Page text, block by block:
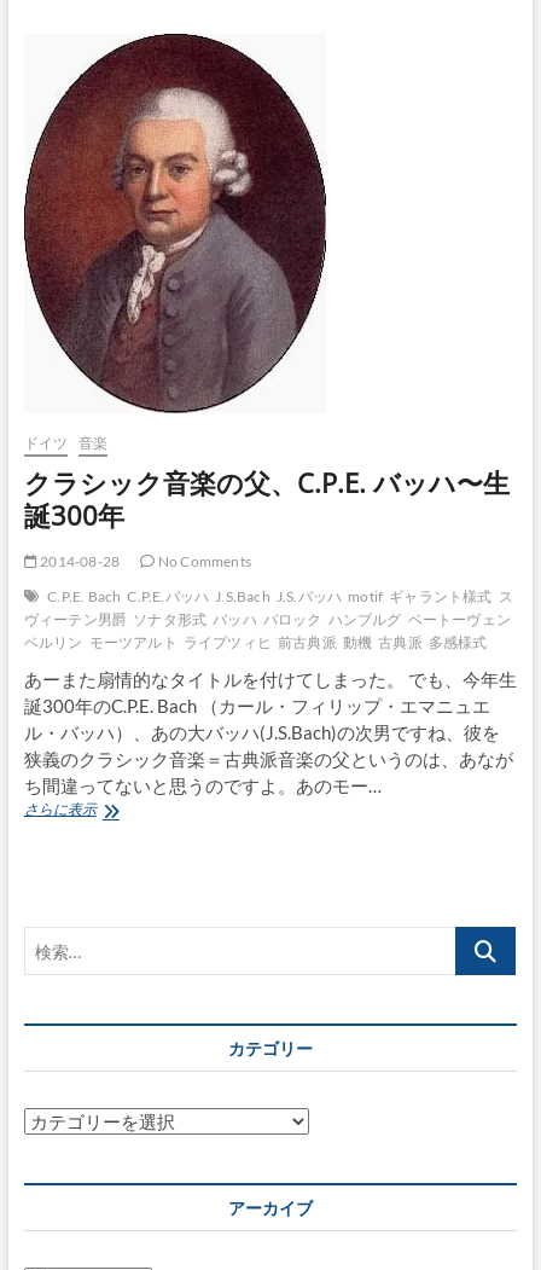
「ト
ッ
カ
ー
タ
フ
ー
ガ
ニ
短
BWV
565」
は
も
と
バ
イ
オ
リ
ン
ドイツ 音楽
クラシック音楽の父、C.P.E. バッハ〜生
誕300年
2014-08-28
No Comments
C.P.E. Bach C.P.E.バッハ J.S.Bach J.S.バッハ motif ギャラント様式 ス
ヴィーテン男爵 ソナタ形式 バッハ バロック ハンブルグ ベートーヴェン
ベルリン モーツアルト ライプツィヒ 前古典派 動機 古典派 多感様式
あーまた扇情的なタイトルを付けてしまった。 でも、今年生
誕300年のC.P.E. Bach （カール・フィリップ・エマニュエ
ル・バッハ）、あの大バッハ(J.S.Bach)の次男ですね、彼を
狭義のクラシック音楽＝古典派音楽の父というのは、あなが
ち間違ってないと思うのですよ。あのモー…
さらに表示ク
バ
ハ〜
誕
300
索…
カテゴリー
カ
ー
アーカイブ